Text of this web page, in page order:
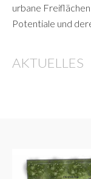
urbane
Potentiale und
AKTUELLES